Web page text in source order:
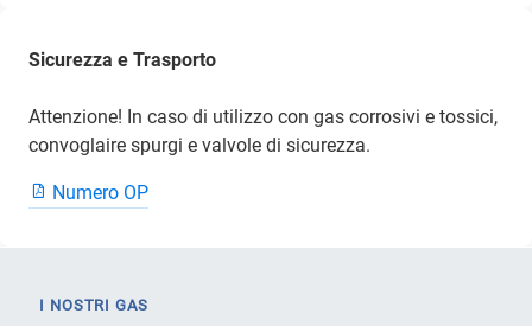
Sicurezza e Trasporto
Attenzione! In caso di utilizzo con gas corrosivi e tossici,
convoglaire spurgi e valvole di sicurezza.
Numero OP
I NOSTRI GAS